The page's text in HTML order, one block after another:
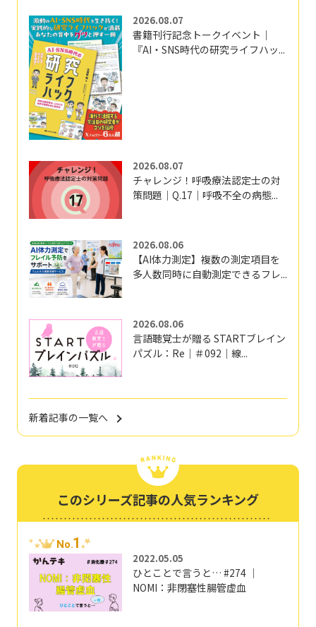
2026.08.07
書籍刊行記念トークイベント｜
『AI・SNS時代の研究ライフハッ...
2026.08.07
チャレンジ！呼吸療法認定士の対
策問題｜Q.17｜呼吸不全の病態...
2026.08.06
【AI体力測定】複数の測定項目を
多人数同時に自動測定できるフレ...
2026.08.06
言語聴覚士が贈る STARTブレイン
パズル：Re｜＃092｜線...
新着記事の一覧へ
このシリーズ記事の人気ランキング
No.1
2022.05.05
ひとことで言うと… #274 ｜
NOMI：非閉塞性腸管虚血